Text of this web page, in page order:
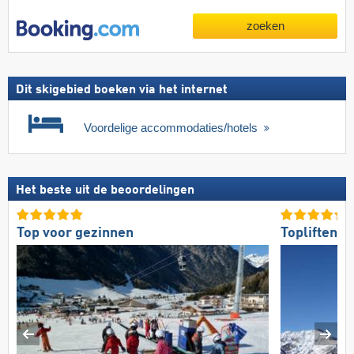
zoeken
Dit skigebied boeken via het internet
Voordelige accommodaties/hotels
Het beste uit de beoordelingen
Top voor gezinnen Topliften